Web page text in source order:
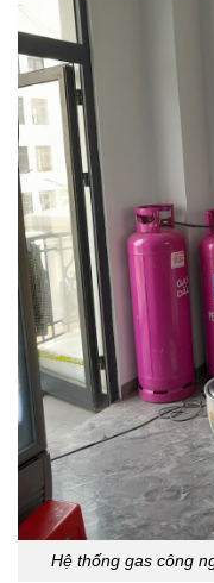
Hệ thống gas công